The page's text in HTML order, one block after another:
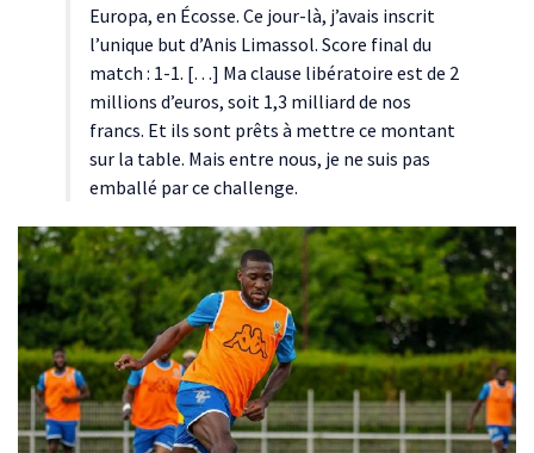
Europa, en Écosse. Ce jour-là, j’avais inscrit
l’unique but d’Anis Limassol. Score final du
match : 1-1. […] Ma clause libératoire est de 2
millions d’euros, soit 1,3 milliard de nos
francs. Et ils sont prêts à mettre ce montant
sur la table. Mais entre nous, je ne suis pas
emballé par ce challenge.